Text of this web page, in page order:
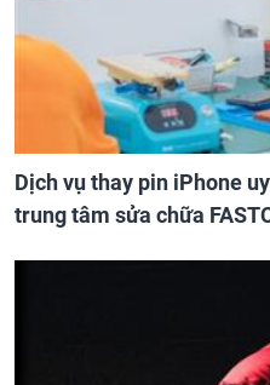
Dịch vụ thay pin iPhone
trung tâm sửa chữa